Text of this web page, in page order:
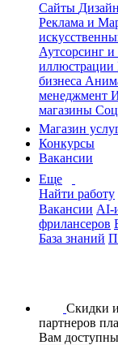
Сайты Дизайн
Реклама и
Аутсорсинг и
иллюстрации
бизнеса
менеджмент
магазины
Магазин
Конкурсы
Вакансии
Еще
Найти работу
Вакансии AI-
фрилансеров
База знаний
Скидки
партнеров
Вам